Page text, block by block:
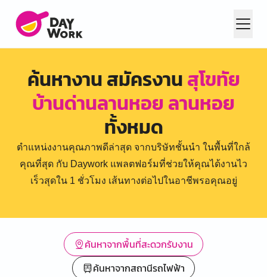
ค้นหางาน สมัครงานสุโขทัย
บ้านด่านลานหอย ลานหอย
ทั้งหมด
ตำแหน่งงานคุณภาพดีล่าสุด จากบริษัทชั้นนำ ในพื้นที่ใกล้
คุณที่สุด กับ Daywork แพลตฟอร์มที่ช่วยให้คุณได้งานไว
เร็วสุดใน 1 ชั่วโมง เส้นทางต่อไปในอาชีพรอคุณอยู่
ค้นหาจากพื้นที่สะดวกรับงาน
ค้นหาจากสถานีรถไฟฟ้า